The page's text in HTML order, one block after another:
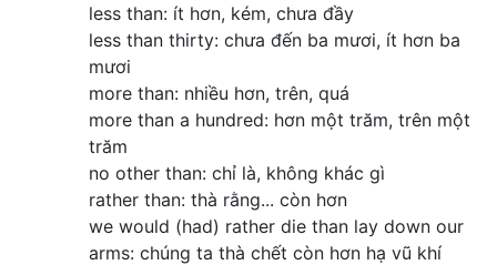
less than: ít hơn, kém, chưa đầy
less than thirty: chưa đến ba mươi, ít hơn ba
mươi
more than: nhiều hơn, trên, quá
more than a hundred: hơn một trăm, trên một
trăm
no other than: chỉ là, không khác gì
rather than: thà rằng... còn hơn
we would (had) rather die than lay down our
arms: chúng ta thà chết còn hơn hạ vũ khí